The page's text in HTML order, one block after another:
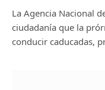
La Agencia Nacional
ciudadanía que la
conducir caducadas,